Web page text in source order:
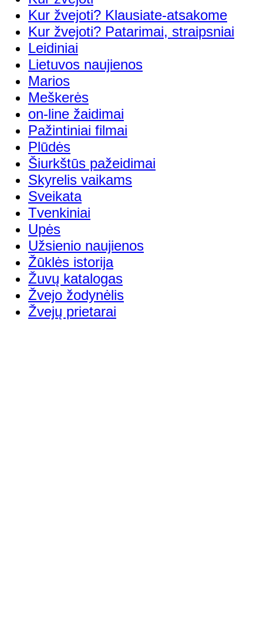
Kur žvejoti? Klausiate-atsakome
Kur žvejoti? Patarimai, straipsniai
Leidiniai
Lietuvos naujienos
Marios
Meškerės
on-line žaidimai
Pažintiniai filmai
Plūdės
Šiurkštūs pažeidimai
Skyrelis vaikams
Sveikata
Tvenkiniai
Upės
Užsienio naujienos
Žūklės istorija
Žuvų katalogas
Žvejo žodynėlis
Žvejų prietarai